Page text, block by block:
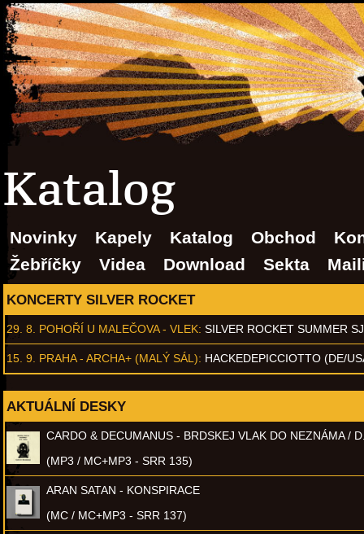
Katalog
Novinky Kapely Katalog Obchod
Žebříčky
Videa Download Sekta
KONCERTY SILVER ROCKET
29. 8. POHOŘÍ U MALEČOVA - VLEK: SILVER ROCKET SUMMER
15. 9. PRAHA - ARCHA+ (MALÝ SÁL): HACKEDEPICCIOTTO (DE/
AKTUÁLNÍ DESKY
CARDO & DECUMANUS - BRDSKEJ VLAK DO NEZNÁMA /
(MP3 / MC+MP3 - SRR 135)
ARAN SATAN - KONSPIRACE
(MC / MC+MP3 - SRR 137)